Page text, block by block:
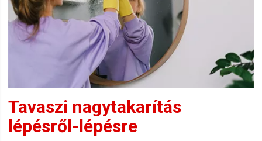
Tavaszi nagytakarítás
lépésről-lépésre